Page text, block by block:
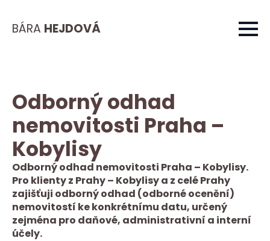
BÁRA HEJDOVÁ
Odborný odhad
nemovitosti Praha –
Kobylisy
Odborný odhad nemovitosti Praha – Kobylisy.
Pro klienty z Prahy – Kobylisy a z celé Prahy
zajišťuji odborný odhad (odborné ocenění)
nemovitostí ke konkrétnímu datu, určený
zejména pro daňové, administrativní a interní
účely.